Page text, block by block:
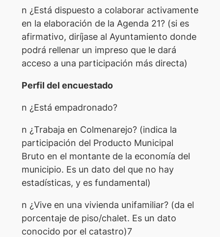
n ¿Está dispuesto a colaborar activamente
en la elaboración de la Agenda 21? (si es
afirmativo, diríjase al Ayuntamiento donde
podrá rellenar un impreso que le dará
acceso a una participación más directa)
Perfil del encuestado
n ¿Está empadronado?
n ¿Trabaja en Colmenarejo? (indica la
participación del Producto Municipal
Bruto en el montante de la economía del
municipio. Es un dato del que no hay
estadísticas, y es fundamental)
n ¿Vive en una vivienda unifamiliar? (da el
porcentaje de piso/chalet. Es un dato
conocido por el catastro)7